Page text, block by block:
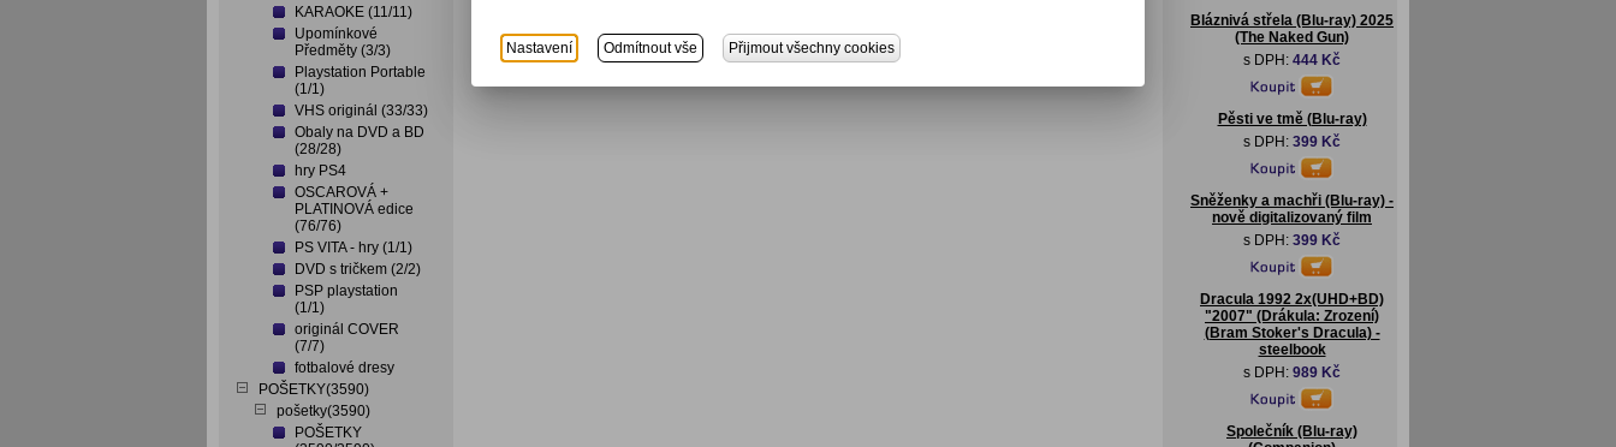
KARAOKE (11/11)
Upomínkové
Předměty (3/3)
Playstation Portable
(1/1)
VHS originál (33/33)
Obaly na DVD a BD
(28/28)
hry PS4
OSCAROVÁ +
PLATINOVÁ edice
(76/76)
PS VITA - hry (1/1)
DVD s tričkem (2/2)
PSP playstation
(1/1)
originál COVER
(7/7)
fotbalové dresy
POŠETKY(3590)
pošetky(3590)
POŠETKY
Bláznivá střela (Blu-ray) 2025
(The Naked Gun)
s DPH: 444 Kč
Pěsti ve tmě (Blu-ray)
s DPH: 399 Kč
Sněženky a machři (Blu-ray) -
nově digitalizovaný film
s DPH: 399 Kč
Dracula 1992 2x(UHD+BD)
"2007" (Drákula: Zrození)
(Bram Stoker's Dracula) -
steelbook
s DPH: 989 Kč
Společník (Blu-ray)
Nastavení Odmítnout vše Přijmout všechny cookies